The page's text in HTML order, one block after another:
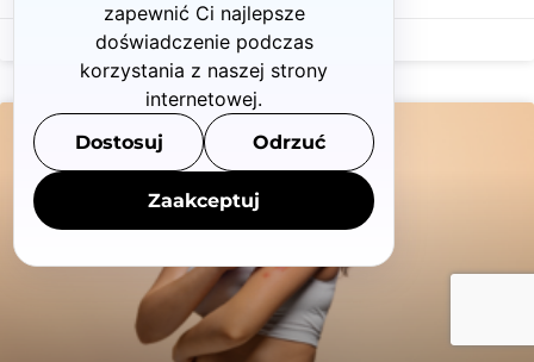
11 czerwca 2026 Brak komentarzy
zapewnić Ci najlepsze
doświadczenie podczas
korzystania z naszej strony
internetowej.
Dostosuj Odrzuć
Zaakceptuj